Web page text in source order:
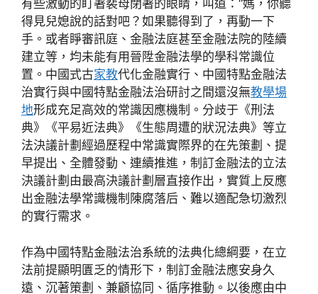
有些激動的盯著裴母閉著的眼睛，叫道：“媽，你聽
得見兒媳說的話對吧？如果聽得到了，再動一下
手。或者睜審訊庭、金融法庭甚至金融法院的陸續
建立等，均未能有用晉陞金融法學的學科常識位
置。中國式古家教代化金融實行、中國特點金融法
治實行與中國特點金融法治研討之間還沒無教學場
地形成充足高效的常識因應機制。分歧于《刑法
典》《平易近法典》《生態周遭的狀況法典》等立
法決議計劃經過歷程中常識實際界的在先策劃、提
早提出、全體發動、連續推進，制訂金融法的立法
決議計劃由最高決議計劃層直接作出，實質上反應
出金融法學常識機制陳腐落后、難以適配急切激烈
的實行需求。
作為中國特點金融法治系統的法典化總綱要，在立
法前提顯明匱乏的情形下，制訂金融法應安身久
遠、沉著策劃、兼顧協同、循序推動。以後應由中